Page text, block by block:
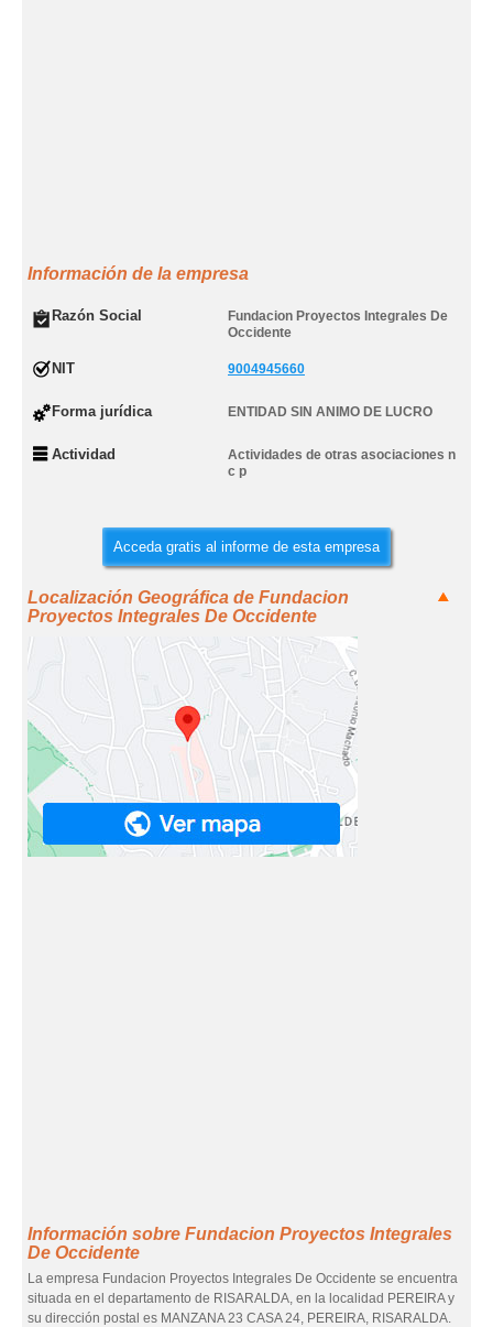
Información de la empresa
Razón Social
Fundacion Proyectos Integrales De
Occidente
NIT 9004945660
Forma jurídica ENTIDAD SIN ANIMO DE LUCRO
Actividad
Actividades de otras asociaciones n
c p
Acceda gratis al informe de esta empresa
Localización Geográfica de Fundacion
Proyectos Integrales De Occidente
Información sobre Fundacion Proyectos Integrales
De Occidente
La empresa Fundacion Proyectos Integrales De Occidente se encuentra
situada en el departamento de RISARALDA, en la localidad PEREIRA y
su dirección postal es MANZANA 23 CASA 24, PEREIRA, RISARALDA.